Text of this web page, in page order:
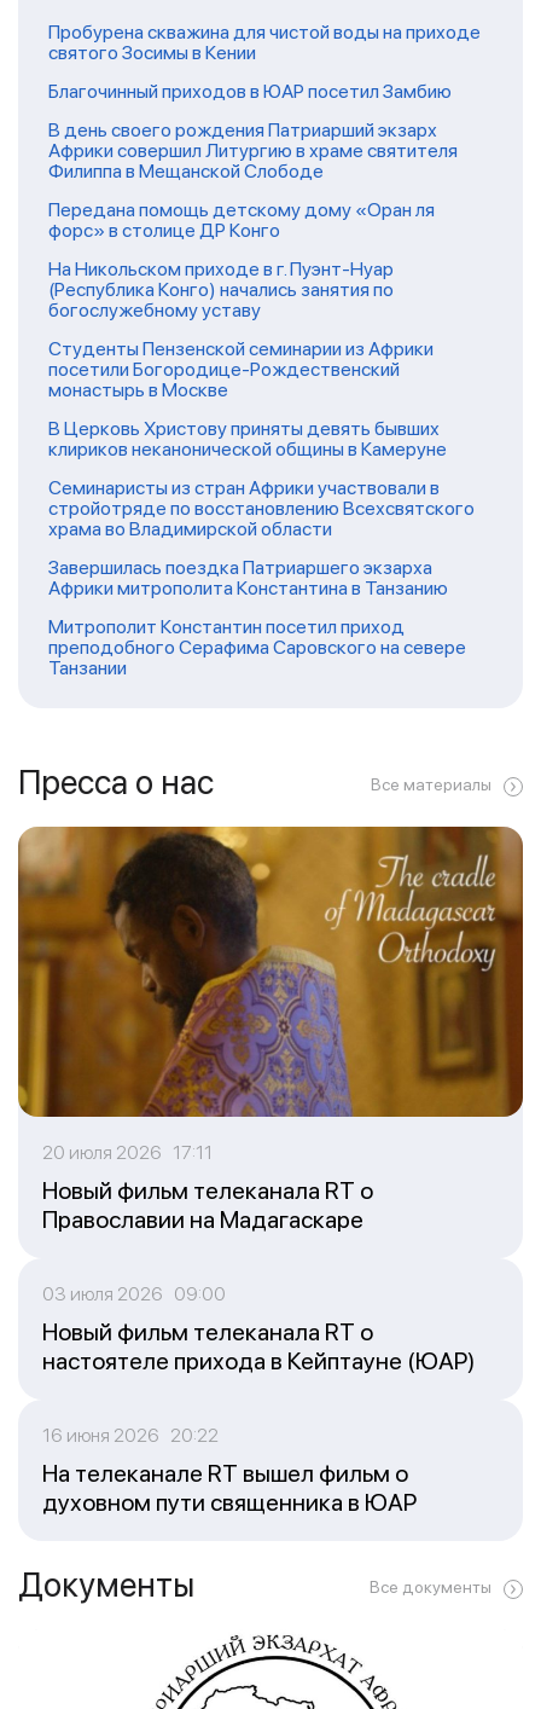
Пробурена скважина для чистой воды на приходе
святого Зосимы в Кении
Благочинный приходов в ЮАР посетил Замбию
В день своего рождения Патриарший экзарх
Африки совершил Литургию в храме святителя
Филиппа в Мещанской Слободе
Передана помощь детскому дому «Оран ля
форс» в столице ДР Конго
На Никольском приходе в г. Пуэнт-Нуар
(Республика Конго) начались занятия по
богослужебному уставу
Студенты Пензенской семинарии из Африки
посетили Богородице-Рождественский
монастырь в Москве
В Церковь Христову приняты девять бывших
клириков неканонической общины в Камеруне
Семинаристы из стран Африки участвовали в
стройотряде по восстановлению Всехсвятского
храма во Владимирской области
Завершилась поездка Патриаршего экзарха
Африки митрополита Константина в Танзанию
Митрополит Константин посетил приход
преподобного Серафима Саровского на севере
Танзании
Пресса о нас Все материалы
20 июля 2026 17:11
Новый фильм телеканала RT о
Православии на Мадагаскаре
03 июля 2026 09:00
Новый фильм телеканала RT о
настоятеле прихода в Кейптауне (ЮАР)
16 июня 2026 20:22
На телеканале RT вышел фильм о
духовном пути священника в ЮАР
Документы Все документы